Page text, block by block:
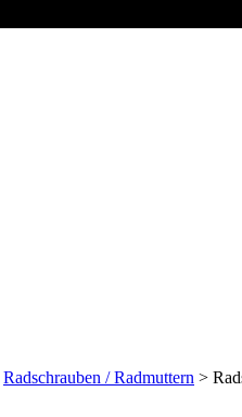
Radschrauben / Radmuttern >